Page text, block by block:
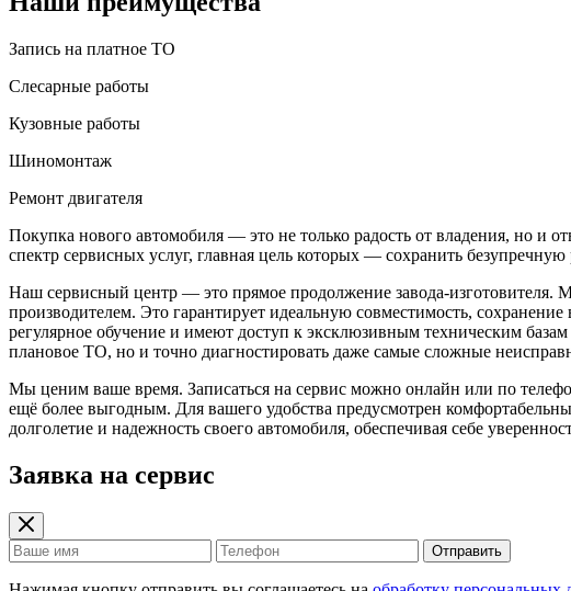
Запись на платное ТО
Слесарные работы
Кузовные работы
Шиномонтаж
Ремонт двигателя
Покупка нового автомобиля — это не только радость от владения, но и
спектр сервисных услуг, главная цель которых — сохранить
Наш сервисный центр — это прямое продолжение завода-
производителем. Это гарантирует идеальную совместимость,
регулярное обучение и имеют доступ к эксклюзивным техническим
плановое ТО, но и точно диагностировать даже самые сложные
Мы ценим ваше время. Записаться на сервис можно онлайн или по
ещё более выгодным. Для вашего удобства предусмотрен
долголетие и надежность своего автомобиля, обеспечивая себе
Заявка на сервис
Отправить